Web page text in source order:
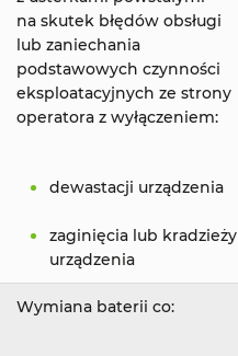
na skutek błędów obsługi
lub zaniechania
podstawowych czynności
eksploatacyjnych ze strony
operatora z wyłączeniem:
dewastacji urządzenia
zaginięcia lub kradzieży
urządzenia
Wymiana baterii co: